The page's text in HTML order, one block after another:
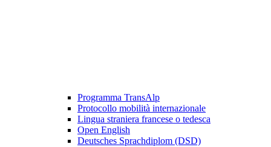
Programma TransAlp
Protocollo mobilità internazionale
Lingua straniera francese o tedesca
Open English
Deutsches Sprachdiplom (DSD)